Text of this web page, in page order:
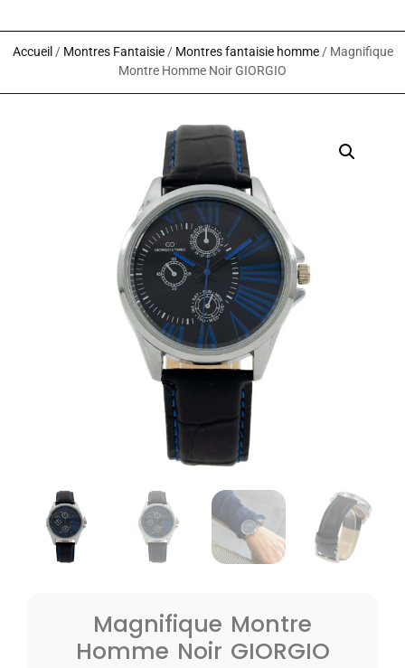
Accueil / Montres Fantaisie/ Montres fantaisie homme/ Magnifique
Montre Homme Noir GIORGIO
Magnifique Montre
Homme Noir GIORGIO